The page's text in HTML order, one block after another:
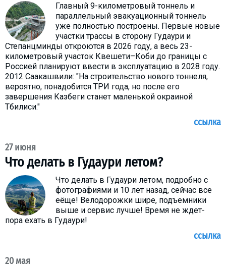
Главный 9-километровый тоннель и
параллельный эвакуационный тоннель
уже полностью построены. Первые новые
участки трассы в сторону Гудаури и
Степанцминды откроются в 2026 году, а весь 23-
километровый участок Квешети–Коби до границы с
Россией планируют ввести в эксплуатацию в 2028 году.
2012 Саакашвили: "На строительство нового тоннеля,
вероятно, понадобится ТРИ года, но после его
завершения Казбеги станет маленькой окраиной
Тбилиси."
ссылка
27 июня
Что делать в Гудаури летом?
Что делать в Гудаури летом, подробно с
фотографиями и 10 лет назад, сейчас все
еёще! Велодорожки шире, подъемники
выше и сервис лучше! Время не ждет-
пора ехать в Гудаури!
ссылка
20 мая